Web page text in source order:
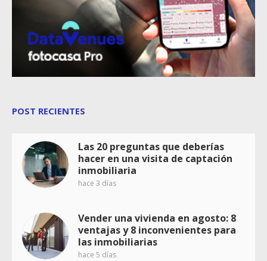
POST RECIENTES
Las 20 preguntas que deberías
hacer en una visita de captación
inmobiliaria
hace 3 días
Vender una vivienda en agosto: 8
ventajas y 8 inconvenientes para
las inmobiliarias
hace 5 días